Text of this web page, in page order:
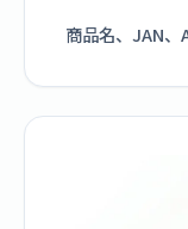
商品名、JAN、